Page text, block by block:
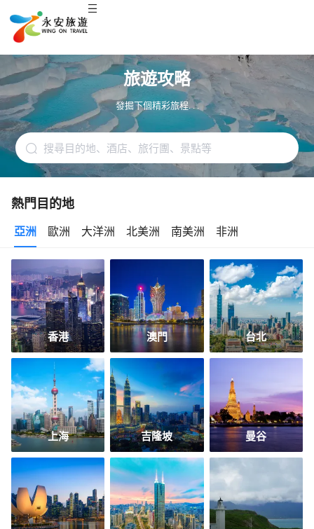
旅遊攻略
發掘下個精彩旅程. . .
熱門目的地
亞洲 歐洲 大洋洲 北美洲 南美洲 非洲
香港 澳門 台北
上海 吉隆坡 曼谷